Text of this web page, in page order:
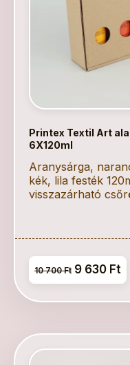
Printex Textil Art
6X120ml
Aranysárga,
kék, lila festék
visszazárható
10 700 Ft 9 630 Ft